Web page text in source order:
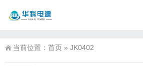
当前位置： 首页 » JK0402